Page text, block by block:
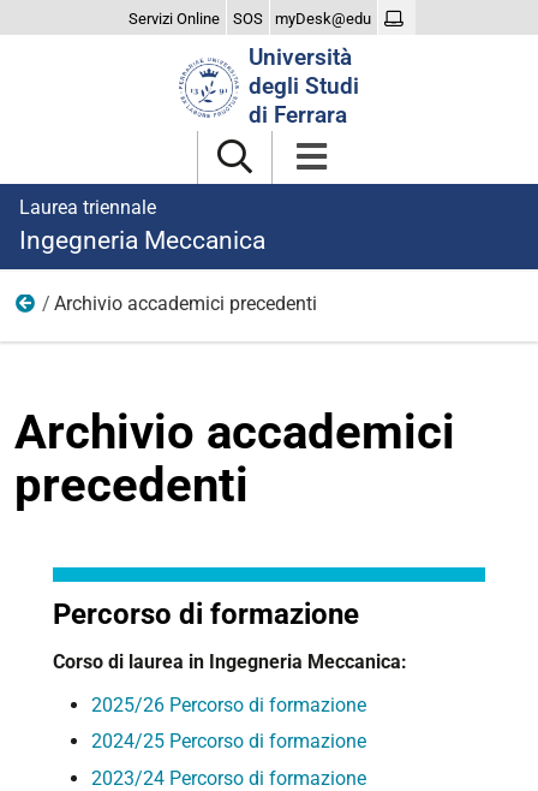
Servizi Online SOS myDesk@edu
Università
degli Studi
di Ferrara
Laurea triennale
Ingegneria Meccanica
Regolamento didattico e Percorso di formazione
Archivio accademici precedenti
Archivio accademici
precedenti
Percorso di formazione
Corso di laurea in Ingegneria Meccanica:
2025/26 Percorso di formazione
2024/25 Percorso di formazione
2023/24 Percorso di formazione